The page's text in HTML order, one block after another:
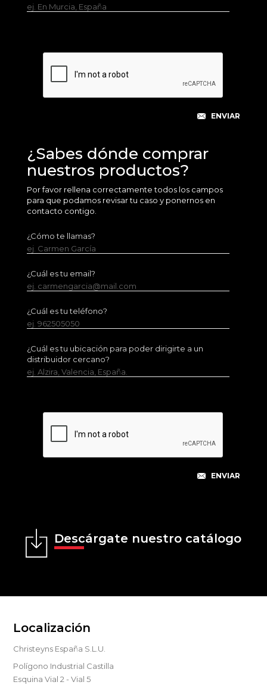
ej. En Murcia, España
¿Sabes dónde comprar
nuestros productos?
Por favor rellena correctamente todos los campos
para que podamos revisar tu caso y ponernos en
contacto contigo.
¿Cómo te llamas?
ej. Carmen García
¿Cuál es tu email?
ej. carmengarcia@mail.com
¿Cuál es tu teléfono?
ej. 962505050
¿Cuál es tu ubicación para poder dirigirte a un
distribuidor cercano?
ej. Alzira, Valencia, España.
Descárgate nuestro catálogo
Localización
Christeyns España S.L.U.
Polígono Industrial Castilla
Esquina Vial 2 - Vial 5